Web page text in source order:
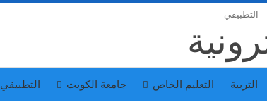
التطبيقي
التربية التعليم الخاص جامعة الكويت التطبيقي